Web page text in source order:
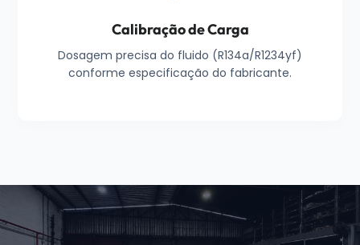
Calibração de Carga
Dosagem precisa do fluido (R134a/R1234yf)
conforme especificação do fabricante.